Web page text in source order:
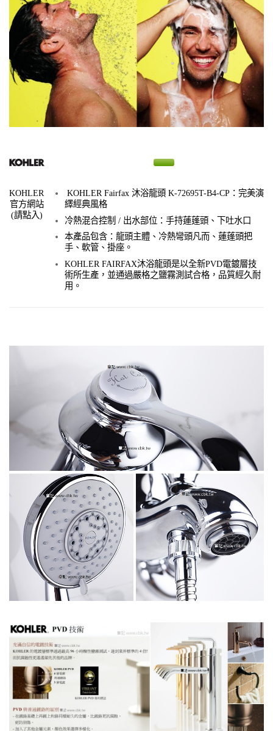
KOHLER
官方網站
(請點入)
KOHLER Fairfax 沐浴龍頭 K-72695T-B4-CP：完美演
繹經典風格
冷熱混合控制 / 出水部位：手持蓮蓬頭、下吐水口
本產品包含：龍頭主體、冷熱彎頭凡而、蓮蓬頭把
手、 軟管、掛座。
KOHLER FAIRFAX沐浴龍頭是以全新PVD電鍍層技
術所生產，並通過嚴格之鹽霧測試合格，品質經久耐
用。